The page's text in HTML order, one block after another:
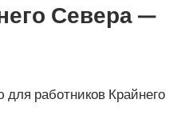
Севера —
работников Крайнего